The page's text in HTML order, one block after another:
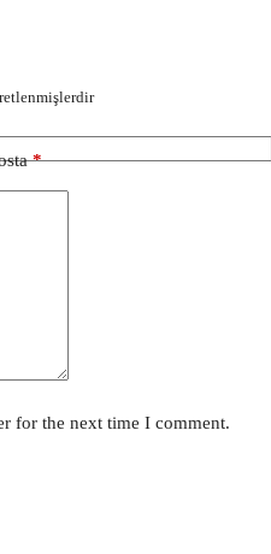
*
for the next time I comment.